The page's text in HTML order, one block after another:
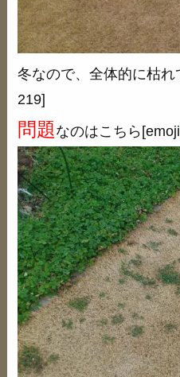
冬なので、全体的に枯
219]
問題なのはこちら